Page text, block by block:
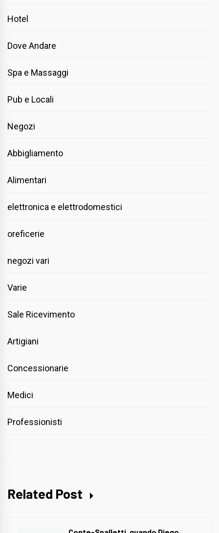
Hotel
Dove Andare
Spa e Massaggi
Pub e Locali
Negozi
Abbigliamento
Alimentari
elettronica e elettrodomestici
oreficerie
negozi vari
Varie
Sale Ricevimento
Artigiani
Concessionarie
Medici
Professionisti
Related Post